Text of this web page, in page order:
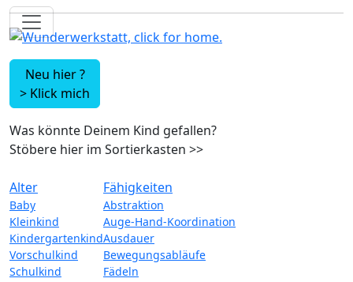
Neu hier ?
> Klick mich
Was könnte Deinem Kind gefallen?
Stöbere hier im Sortierkasten >>
Alter
Baby
Kleinkind
Kindergartenkind
Vorschulkind
Schulkind
Fähigkeiten
Abstraktion
Auge-Hand-Koordination
Ausdauer
Bewegungsabläufe
Fädeln